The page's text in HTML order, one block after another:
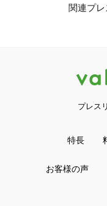
関連プ
プレス
特長
お客様の声